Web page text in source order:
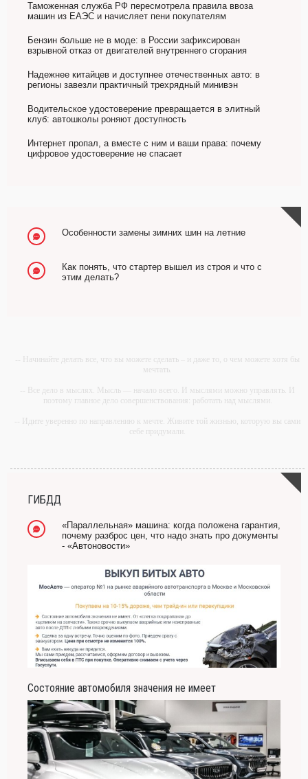
Таможенная служба РФ пересмотрела правила ввоза
машин из ЕАЭС и начисляет пени покупателям
Бензин больше не в моде: в России зафиксирован
взрывной отказ от двигателей внутреннего сгорания
Надежнее китайцев и доступнее отечественных авто: в
регионы завезли практичный трехрядный минивэн
Водительское удостоверение превращается в элитный
клуб: автошколы роняют доступность
Интернет пропал, а вместе с ним и ваши права: почему
цифровое удостоверение не спасает
Особенности замены зимних шин на летние
Как понять, что стартер вышел из строя и что с
этим делать?
-- Начинайте делать все, что вы можете сделать – и даже то, о чем можете хотя бы
мечтать.
-- Все дело в мыслях. Мысль — начало всего. И мыслями можно управлять. И
поэтому главное дело совершенствования: работать над мыслями.
-- Идите уверенно по направлению к мечте. Живите той жизнью, которую вы сами
себе придумали.
-- Лучшее, что можно сделать с хорошим советом, это пропустить его мимо ушей.
Он никогда не бывает полезен никому, кроме того, кто его дал.
ГИБДД
«Параллельная» машина: когда положена гарантия,
почему разброс цен, что надо знать про документы
- «Автоновости»
Состояние автомобиля значения не имеет